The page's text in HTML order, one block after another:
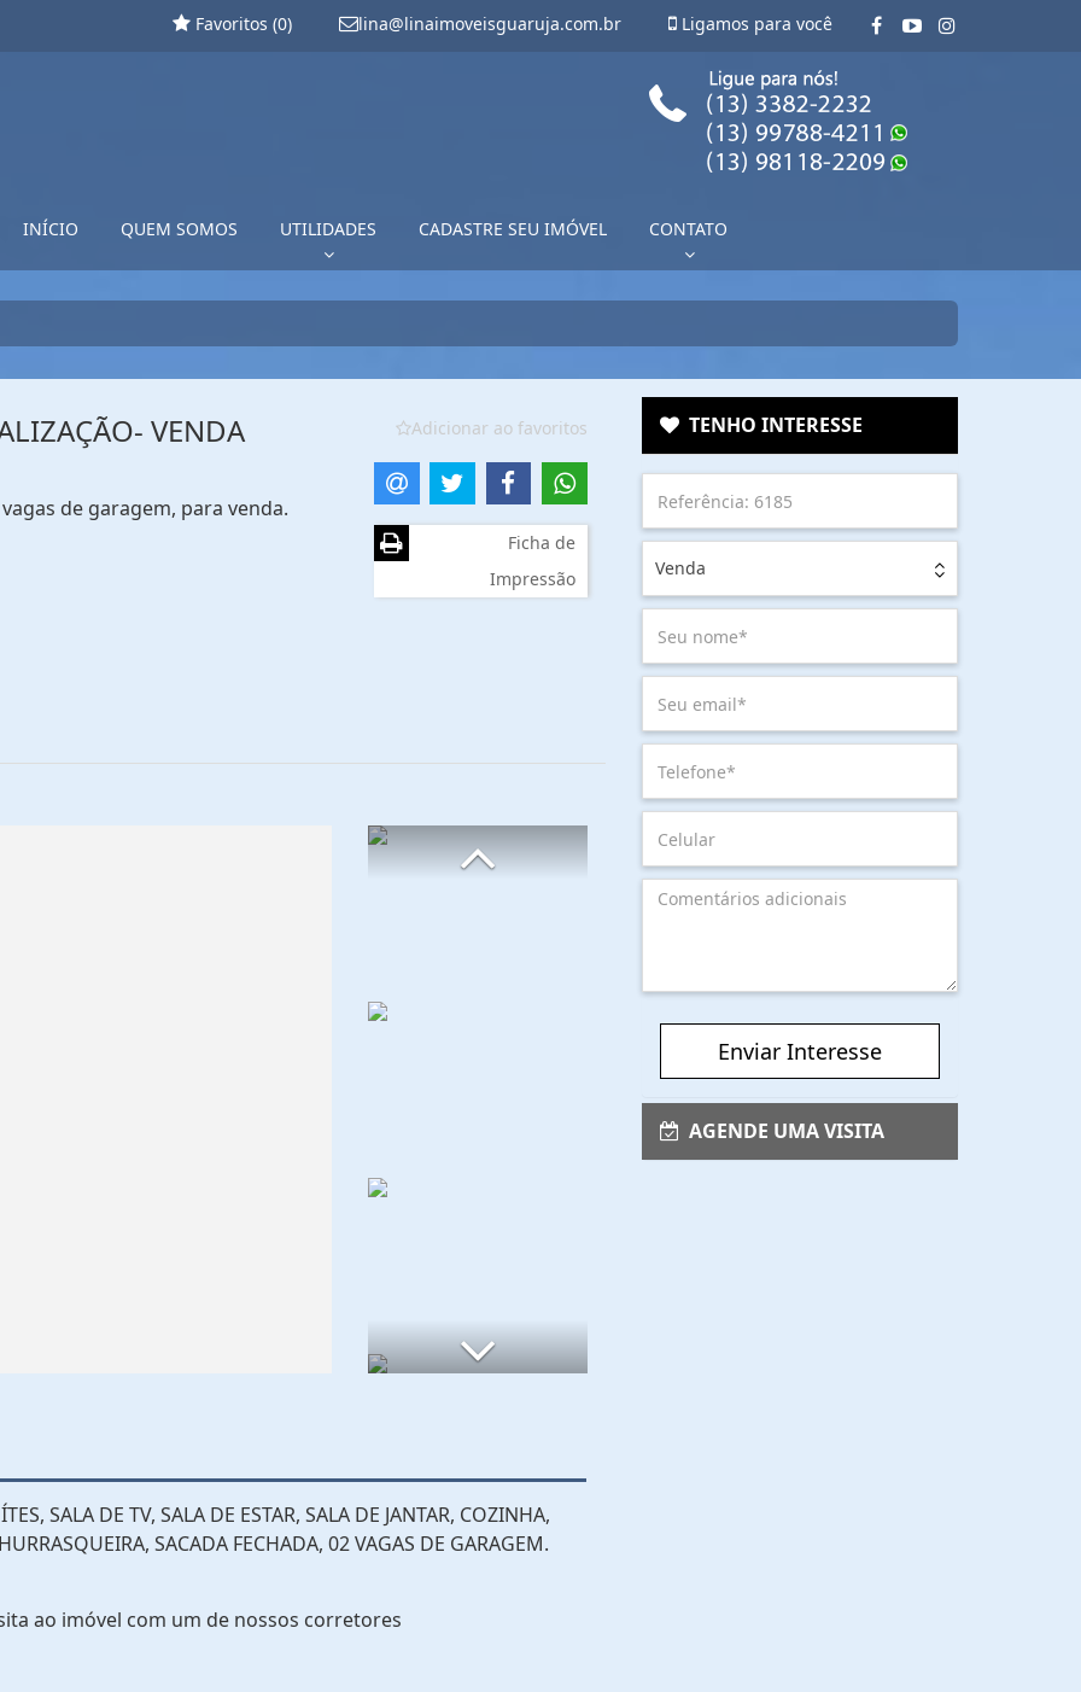
Ligamos para você
lina@linaimoveisguaruja.com.br
Favoritos (0)
INÍCIO QUEM SOMOS UTILIDADES CADASTRE SEU IMÓVEL CONTATO
VENDA
de garagem, para venda.
Adicionar ao favoritos
Ficha de
Impressão
SALA DE TV, SALA DE ESTAR, SALA DE JANTAR, COZINHA,
SACADA FECHADA, 02 VAGAS DE GARAGEM.
ao imóvel com um de nossos corretores
TENHO INTERESSE
Venda
Enviar Interesse
AGENDE UMA VISITA